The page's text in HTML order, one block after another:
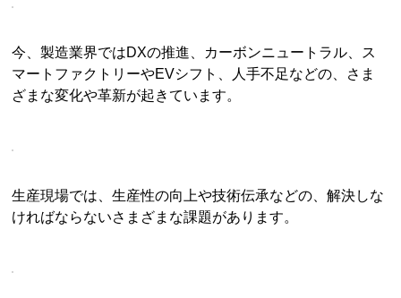
今、製造業界ではDXの推進、カーボンニュートラル、ス
マートファクトリーやEVシフト、人手不足などの、さま
ざまな変化や革新が起きています。
生産現場では、生産性の向上や技術伝承などの、解決しな
ければならないさまざまな課題があります。